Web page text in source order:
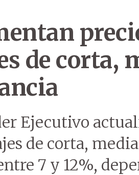
de corta,
Ejecutivo
de corta,
7 y 12%,